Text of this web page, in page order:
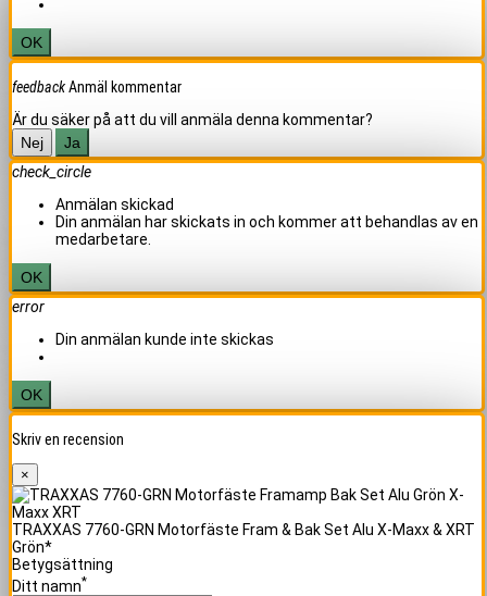
OK
feedbackAnmäl kommentar
Är du säker på att du vill anmäla denna kommentar?
Nej
Ja
check_circle
Anmälan skickad
Din anmälan har skickats in och kommer att behandlas av en
medarbetare.
OK
error
Din anmälan kunde inte skickas
OK
Skriv en recension
×
TRAXXAS 7760-GRN Motorfäste Fram & Bak Set Alu X-Maxx & XRT
Grön*
Betygsättning
Ditt namn*